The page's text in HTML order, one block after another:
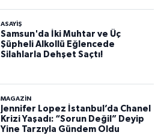
ASAYIŞ
Samsun'da İki Muhtar ve Üç
Şüpheli Alkollü Eğlencede
Silahlarla Dehşet Saçtı!
MAGAZİN
Jennifer Lopez İstanbul’da Chanel
Krizi Yaşadı: “Sorun Değil” Deyip
Yine Tarzıyla Gündem Oldu